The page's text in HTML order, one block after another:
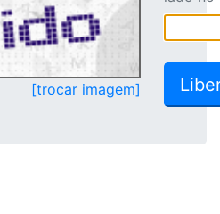
[trocar imagem]